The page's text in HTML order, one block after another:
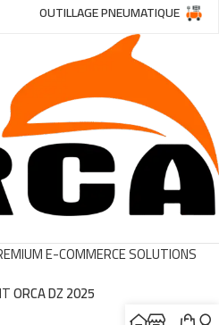
OUTILLAGE PNEUMATIQUE
E-COMMERCE SOLUTIONS
ORCA DZ 2025